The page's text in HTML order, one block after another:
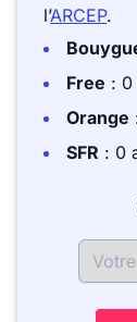
l’ARCEP.
Free : 0
Orange
SFR : 0